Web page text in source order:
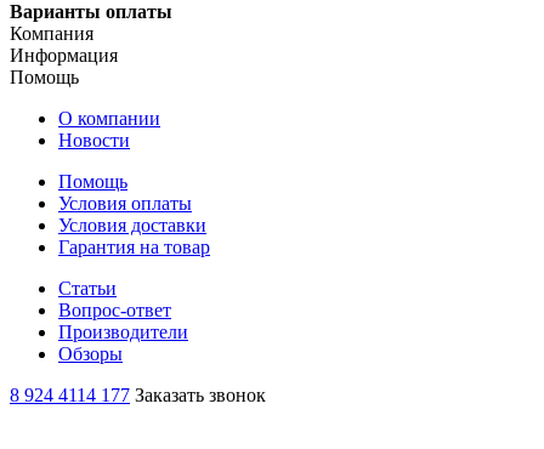
Варианты оплаты
Компания
Информация
Помощь
О компании
Новости
Помощь
Условия оплаты
Условия доставки
Гарантия на товар
Статьи
Вопрос-ответ
Производители
Обзоры
8 924 4114 177 Заказать звонок